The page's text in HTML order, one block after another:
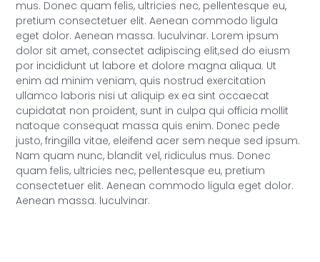
mus. Donec quam felis, ultricies nec, pellentesque eu,
pretium consectetuer elit. Aenean commodo ligula
eget dolor. Aenean massa. luculvinar. Lorem ipsum
dolor sit amet, consectet adipiscing elit,sed do eiusm
por incididunt ut labore et dolore magna aliqua. Ut
enim ad minim veniam, quis nostrud exercitation
ullamco laboris nisi ut aliquip ex ea sint occaecat
cupidatat non proident, sunt in culpa qui officia mollit
natoque consequat massa quis enim. Donec pede
justo, fringilla vitae, eleifend acer sem neque sed ipsum.
Nam quam nunc, blandit vel, ridiculus mus. Donec
quam felis, ultricies nec, pellentesque eu, pretium
consectetuer elit. Aenean commodo ligula eget dolor.
Aenean massa. luculvinar.